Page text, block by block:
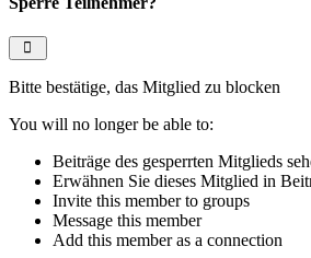
Bitte bestätige, das Mitglied zu blocken
You will no longer be able to:
Beiträge des gesperrten Mitglieds
Erwähnen Sie dieses Mitglied in
Invite this member to groups
Message this member
Add this member as a connection